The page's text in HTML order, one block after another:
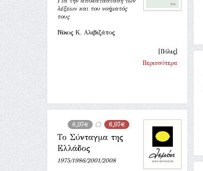
λέξεων και του νοήματός
τους
Νίκος Κ. Αλιβιζάτος
[Πόλις]
Περισσότερα
6,97€ 6,97€
Το Σύνταγμα της
Ελλάδος
1975/1986/2001/2008